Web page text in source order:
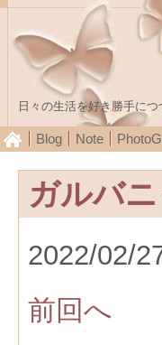
日々の生活を好き勝手に
Blog Note
ガルバ
2022/02/
前回へ